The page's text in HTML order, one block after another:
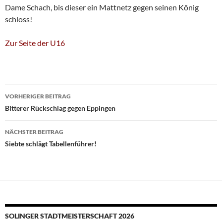
Dame Schach, bis dieser ein Mattnetz gegen seinen König
schloss!
Zur Seite der U16
Beitragsnavigation
VORHERIGER BEITRAG
Bitterer Rückschlag gegen Eppingen
NÄCHSTER BEITRAG
Siebte schlägt Tabellenführer!
SOLINGER STADTMEISTERSCHAFT 2026